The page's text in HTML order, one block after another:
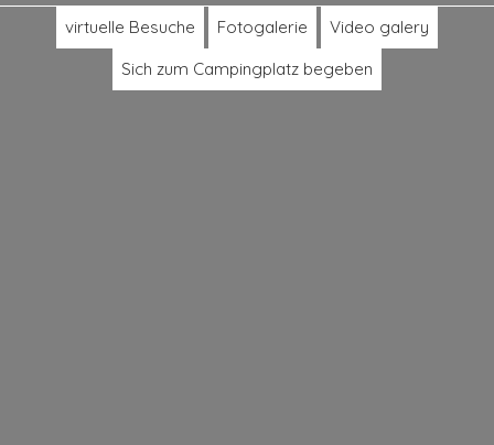
virtuelle Besuche Fotogalerie
Video galery
Sich zum Campingplatz begeben